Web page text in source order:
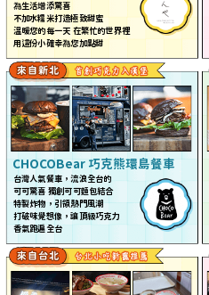
為生活增添驚喜
不加水糯米打造極致甜蜜
溫暖您的每一天 在繁忙的世界裡
用這份小確幸為您加點甜
CHOCOBear 巧克熊環島餐車
台灣人氣餐車，流浪全台的
可可驚喜 獨創可可麵包結合
特製炸物，引領熱門風潮
打破味覺想像，讓頂級巧克力
香氣跑遍全台